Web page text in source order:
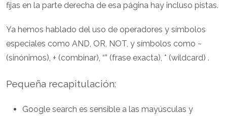
fijas en la parte derecha de esa página hay incluso pistas.
Ya hemos hablado del uso de operadores y símbolos
especiales como AND, OR, NOT, y símbolos como ~
(sinónimos), + (combinar), “” (frase exacta), * (wildcard) .
Pequeña recapitulación:
Google search es sensible a las mayúsculas y